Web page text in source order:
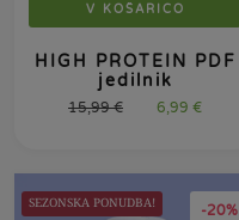
V KOŠARICO
HIGH PROTEIN PDF
jedilnik
15,99€ 6,99 €
-20%
SEZONSKA PONUDBA!